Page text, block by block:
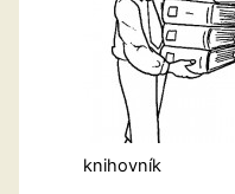
knihovník